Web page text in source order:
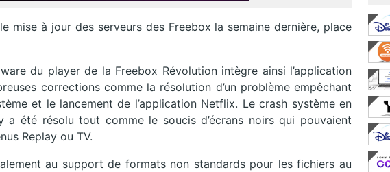
mise à jour des serveurs des Freebox la semaine dernière, place
du player de la Freebox Révolution intègre ainsi l’application
corrections comme la résolution d’un problème empêchant
et le lancement de l’application Netflix. Le crash système en
a été résolu tout comme le soucis d’écrans noirs qui pouvaient
Replay ou TV.
au support de formats non standards pour les fichiers au